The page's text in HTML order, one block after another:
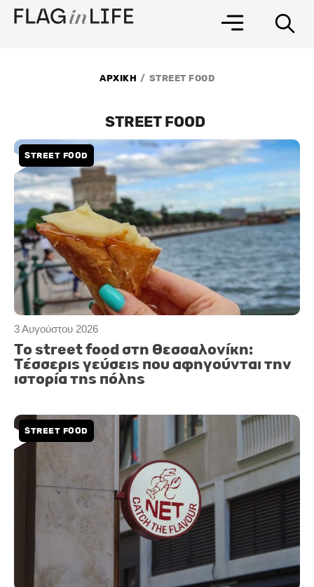
Μετάβαση
στο
ΑΡΧΙΚΗ / STREET FOOD
STREET FOOD
3 Αυγούστου 2026
STREET FOOD
Το street food στη Θεσσαλονίκη:
Τέσσερις γεύσεις που αφηγούνται την
ιστορία της πόλης
STREET FOOD